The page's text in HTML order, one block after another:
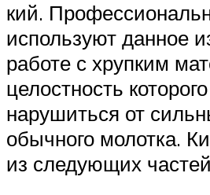
кий.
используют данное
работе с хрупким
целостность
нарушиться от
обычного молотка.
из следующих